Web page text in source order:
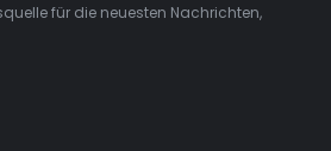
für die neuesten Nachrichten,